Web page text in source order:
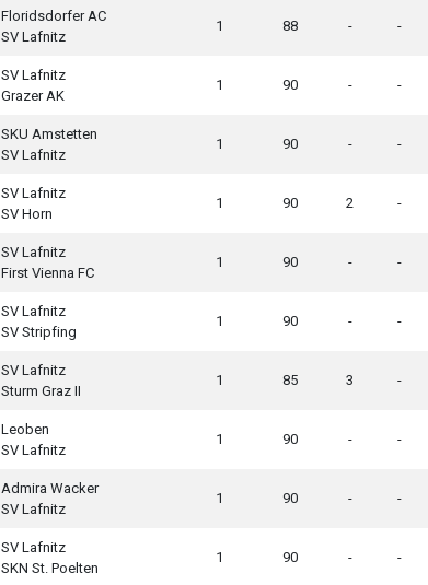
Floridsdorfer AC
SV Lafnitz
1 88 - -
SV Lafnitz
Grazer AK
1 90 - -
SKU Amstetten
SV Lafnitz
1 90 - -
SV Lafnitz
SV Horn
1 90 2 -
SV Lafnitz
First Vienna FC
1 90 - -
SV Lafnitz
SV Stripfing
1 90 - -
SV Lafnitz
Sturm Graz II
1 85 3 -
Leoben
SV Lafnitz
1 90 - -
Admira Wacker
SV Lafnitz
1 90 - -
SV Lafnitz
SKN St. Poelten
1 90 - -